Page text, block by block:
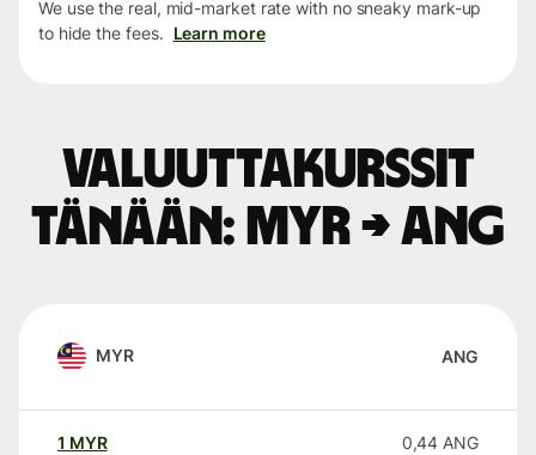
We use the real, mid-market rate with no sneaky mark-up
to hide the fees. Learn more
Valuuttakurssit
tänään: MYR → ANG
MYR ANG
1 MYR 0,44 ANG